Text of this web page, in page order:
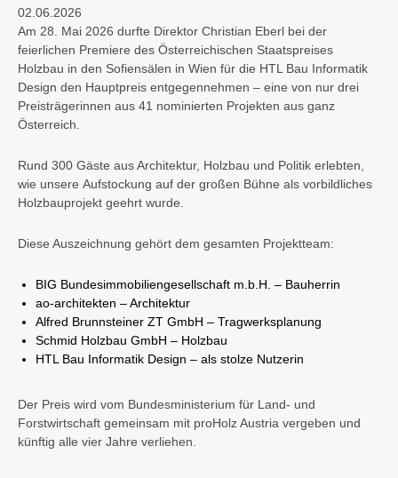
02.06.2026
Am 28. Mai 2026 durfte Direktor Christian Eberl bei der
feierlichen Premiere des Österreichischen Staatspreises
Holzbau in den Sofiensälen in Wien für die HTL Bau Informatik
Design den Hauptpreis entgegennehmen – eine von nur drei
Preisträgerinnen aus 41 nominierten Projekten aus ganz
Österreich.
Rund 300 Gäste aus Architektur, Holzbau und Politik erlebten,
wie unsere Aufstockung auf der großen Bühne als vorbildliches
Holzbauprojekt geehrt wurde.
Diese Auszeichnung gehört dem gesamten Projektteam:
BIG Bundesimmobiliengesellschaft m.b.H. – Bauherrin
ao-architekten – Architektur
Alfred Brunnsteiner ZT GmbH – Tragwerksplanung
Schmid Holzbau GmbH – Holzbau
HTL Bau Informatik Design – als stolze Nutzerin
Der Preis wird vom Bundesministerium für Land- und
Forstwirtschaft gemeinsam mit proHolz Austria vergeben und
künftig alle vier Jahre verliehen.